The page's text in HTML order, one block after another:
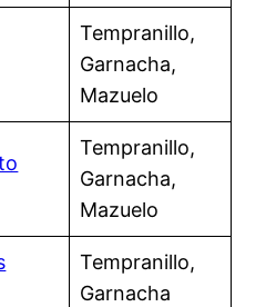
Tempranillo,
Garnacha,
Mazuelo
Tempranillo,
Garnacha,
Mazuelo
Tempranillo,
Garnacha